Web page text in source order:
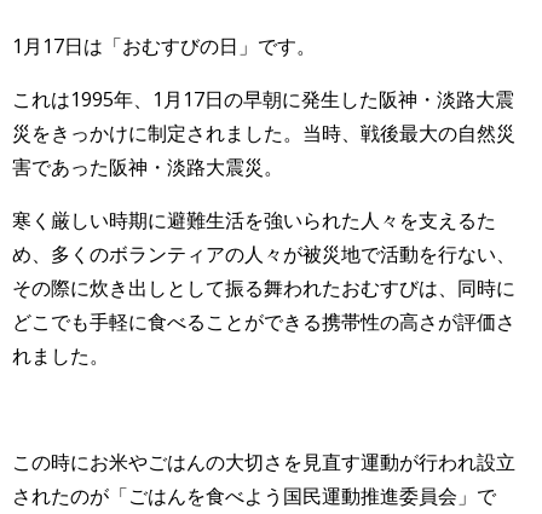
1月17日は「おむすびの日」です。
これは1995年、1月17日の早朝に発生した阪神・淡路大震
災をきっかけに制定されました。当時、戦後最大の自然災
害であった阪神・淡路大震災。
寒く厳しい時期に避難生活を強いられた人々を支えるた
め、多くのボランティアの人々が被災地で活動を行ない、
その際に炊き出しとして振る舞われたおむすびは、同時に
どこでも手軽に食べることができる携帯性の高さが評価さ
れました。
この時にお米やごはんの大切さを見直す運動が行われ設立
されたのが「ごはんを食べよう国民運動推進委員会」で